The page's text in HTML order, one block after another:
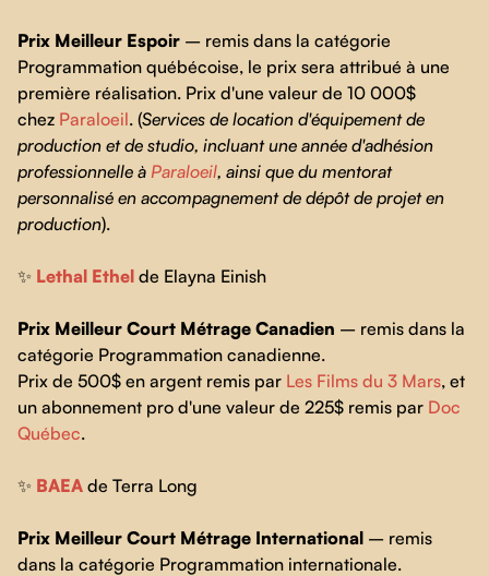
Prix Meilleur Espoir – remis dans la catégorie
Programmation québécoise, le prix sera attribué à une
première réalisation. Prix d'une valeur de 10 000$
chez Paraloeil. (Services de location d'équipement de
production et de studio, incluant une année d'adhésion
professionnelle à Paraloeil, ainsi que du mentorat
personnalisé en accompagnement de dépôt de projet en
production).
✨ Lethal Ethel de Elayna Einish
Prix Meilleur Court Métrage Canadien – remis dans la
catégorie Programmation canadienne.
Prix de 500$ en argent remis par Les Films du 3 Mars, et
un abonnement pro d'une valeur de 225$ remis par Doc
Québec.
✨ BAEA de Terra Long
Prix Meilleur Court Métrage International – remis
dans la catégorie Programmation internationale.